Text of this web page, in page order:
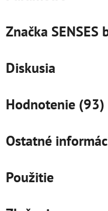
Značka SENSES
Diskusia
Hodnotenie (93)
Ostatné
Použitie